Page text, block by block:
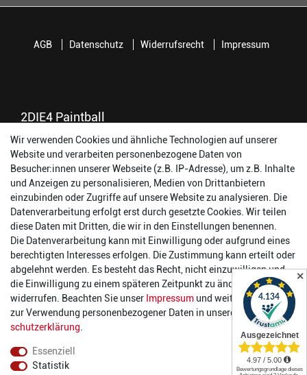
2DIE4 Paintball
56457 Westerburg
Reinhold-Ferger-Straße 26
order@2die4-sports.com
0 26 63/ 9 68 69 37
Öffnungszeiten
Montag:
14:00 - 17:00 Uhr
Dienstag:
14:00 - 17:00 Uhr
Mittwoch:
14:00 - 17:00 Uhr
Donnerstag:
14:00 - 17:00 Uhr
Freitag:
14:00 - 19:00 Uhr
Samstag:
10:00 - 17:00 Uhr
AGB Datenschutz Widerrufsrecht Impressum
Wir verwenden Cookies und ähnliche Technologien auf unserer
Website und verarbeiten personenbezogene Daten von
Besucher:innen unserer Webseite (z.B. IP-Adresse), um z.B. Inhalte
und Anzeigen zu personalisieren, Medien von Drittanbietern
einzubinden oder Zugriffe auf unsere Website zu analysieren. Die
Datenverarbeitung erfolgt erst durch gesetzte Cookies. Wir teilen
diese Daten mit Dritten, die wir in den Einstellungen benennen.
Die Datenverarbeitung kann mit Einwilligung oder aufgrund eines
berechtigten Interesses erfolgen. Die Zustimmung kann erteilt oder
abgelehnt werden. Es besteht das Recht, nicht einzuwilligen und
die Einwilligung zu einem späteren Zeitpunkt zu ändern oder zu
widerrufen. Beachten Sie unser Impressum und weitere Hinweise
zur Verwendung personenbezogener Daten in unserer
Daten­
schutz­erklärung
Essenziell
Statistik
✕